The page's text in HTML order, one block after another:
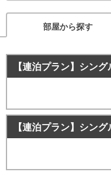
部屋から探す
【連泊プラン】シン
【連泊プラン】シン